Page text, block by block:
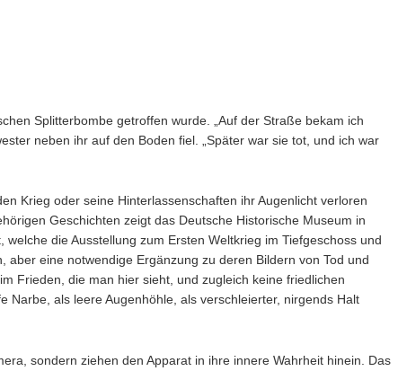
Splitterbombe getroffen wurde. „Auf der Straße bekam ich
neben ihr auf den Boden fiel. „Später war sie tot, und ich war
Krieg oder seine Hinterlassenschaften ihr Augenlicht verloren
Geschichten zeigt das Deutsche Historische Museum in
die Ausstellung zum Ersten Weltkrieg im Tiefgeschoss und
aber eine notwendige Ergänzung zu deren Bildern von Tod und
Frieden, die man hier sieht, und zugleich keine friedlichen
Narbe, als leere Augenhöhle, als verschleierter, nirgends Halt
sondern ziehen den Apparat in ihre innere Wahrheit hinein. Das